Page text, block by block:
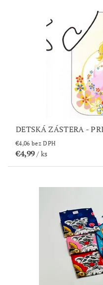
DETSKÁ ZÁSTERA -
€4,06 bez DPH
€4,99/ ks